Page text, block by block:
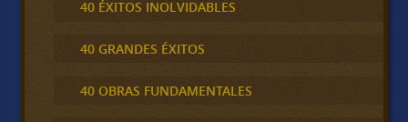
40 ÉXITOS INOLVIDABLES
40 GRANDES ÉXITOS
40 OBRAS FUNDAMENTALES